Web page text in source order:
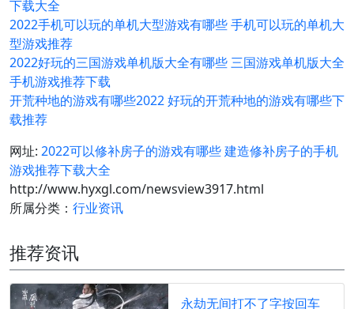
下载大全
2022手机可以玩的单机大型游戏有哪些 手机可以玩的单机大
型游戏推荐
2022好玩的三国游戏单机版大全有哪些 三国游戏单机版大全
手机游戏推荐下载
开荒种地的游戏有哪些2022 好玩的开荒种地的游戏有哪些下
载推荐
网址: 2022可以修补房子的游戏有哪些 建造修补房子的手机
游戏推荐下载大全
http://www.hyxgl.com/newsview3917.html
所属分类： 行业资讯
推荐资讯
永劫无间打不了字按回车